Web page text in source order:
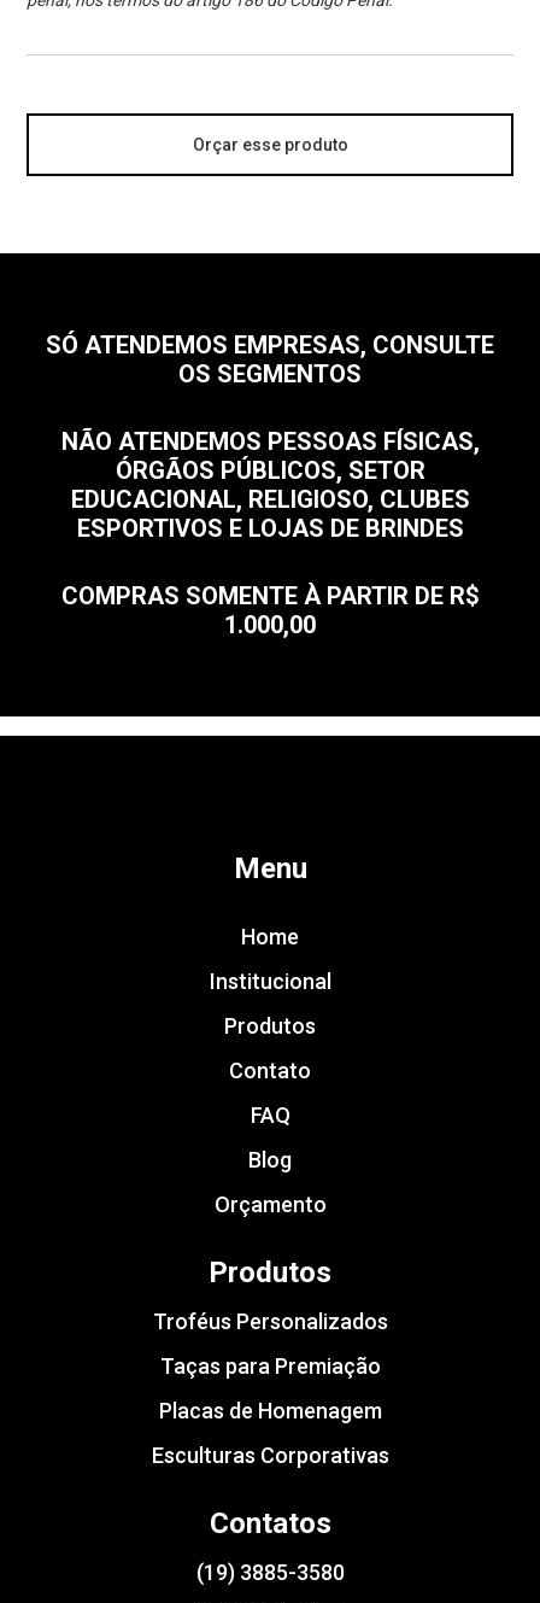
Orçar esse produto
SÓ ATENDEMOS EMPRESAS, CONSULTE
OS SEGMENTOS
NÃO ATENDEMOS PESSOAS FÍSICAS,
ÓRGÃOS PÚBLICOS, SETOR
EDUCACIONAL, RELIGIOSO, CLUBES
ESPORTIVOS E LOJAS DE BRINDES
COMPRAS SOMENTE À PARTIR DE R$
1.000,00
Menu
Home
Institucional
Produtos
Contato
FAQ
Blog
Orçamento
Produtos
Troféus Personalizados
Taças para Premiação
Placas de Homenagem
Esculturas Corporativas
Contatos
(19) 3885-3580